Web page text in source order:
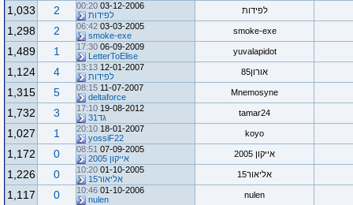
לפידות 03-12-2006
00:20
לפידות
2
1,033
smoke-exe
03-03-2005
06:42
smoke-exe
2
1,298
yuvalapidot
06-09-2009
17:30
LetterToElise
1
1,489
אורון85 12-01-2007
13:13
לפידות
4
1,124
Mnemosyne
11-07-2007
08:15
deltaforce
5
1,315
tamar24
19-08-2012
17:10
גד31
3
1,732
koyo
18-01-2007
20:10
yossiF22
1
1,027
אייקון 2005 07-09-2005
08:51
אייקון 2005
0
1,172
אליאור15 01-10-2005
10:20
אליאור15
0
1,226
nulen
01-10-2006
10:46
nulen
0
1,117